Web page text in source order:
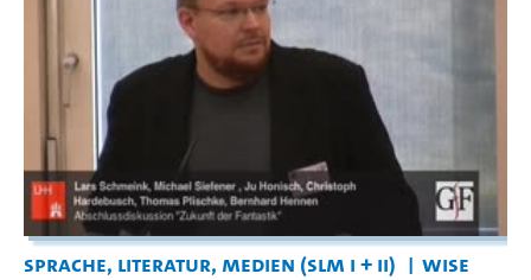
Sprache, Literatur, Medien (SLM I + II)
WiSe